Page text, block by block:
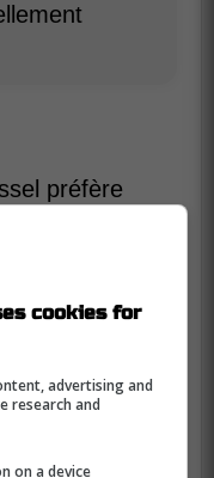
préfère
cookies for
advertising and
research and
on a device